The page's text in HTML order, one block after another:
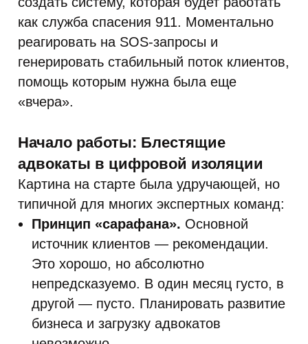
как служба спасения 911. Моментально
реагировать на SOS-запросы и
генерировать стабильный поток клиентов,
помощь которым нужна была еще
«вчера».
Начало работы: Блестящие
адвокаты в цифровой изоляции
Картина на старте была удручающей, но
типичной для многих экспертных команд:
Принцип «сарафана». Основной
источник клиентов — рекомендации.
Это хорошо, но абсолютно
непредсказуемо. В один месяц густо, в
другой — пусто. Планировать развитие
бизнеса и загрузку адвокатов